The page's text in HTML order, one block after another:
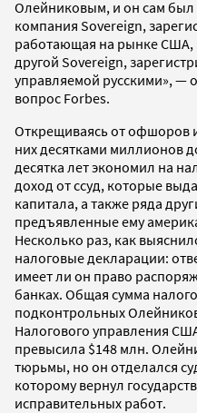
Олейниковым, и он сам был
компания Sovereign,
работающая на рынке США,
другой Sovereign,
управляемой русскими», —
вопрос Forbes.
Открещиваясь от офшоров
них десятками миллионов
десятка лет экономил на
доход от ссуд, которые
капитала, а также ряда
предъявленные ему
Несколько раз, как
налоговые декларации:
имеет ли он право
банках. Общая сумма
подконтрольных
Налогового управления
превысила $148 млн.
тюрьмы, но он отделался
которому вернул
исправительных работ.